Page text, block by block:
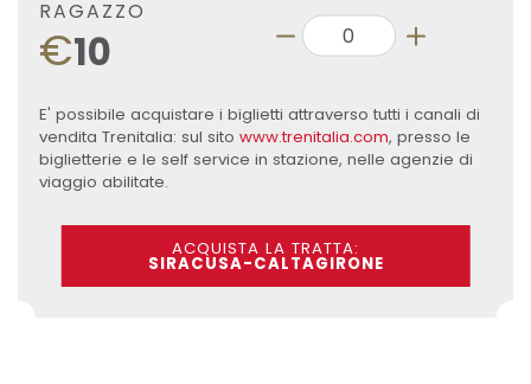
RAGAZZO
€10
E' possibile acquistare i biglietti attraverso tutti i canali di
vendita Trenitalia: sul sito www.trenitalia.com, presso le
biglietterie e le self service in stazione, nelle agenzie di
viaggio abilitate.
ACQUISTA LA TRATTA:
SIRACUSA-CALTAGIRONE